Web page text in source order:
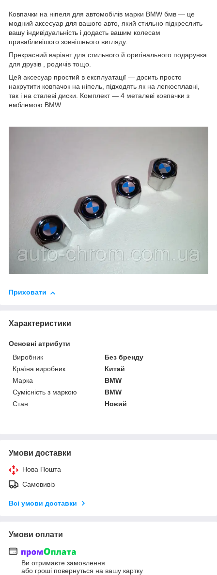
Ковпачки на ніпеля для автомобілів марки BMW бмв — це
модний аксесуар для вашого авто, який стильно підкреслить
вашу індивідуальність і додасть вашим колесам
привабливішого зовнішнього вигляду.
Прекрасний варіант для стильного й оригінального подарунка
для друзів , родичів тощо.
Цей аксесуар простий в експлуатації — досить просто
накрутити ковпачок на ніпель, підходять як на легкосплавні,
так і на сталеві диски. Комплект — 4 металеві ковпачки з
емблемою BMW.
Приховати
Характеристики
Основні атрибути
Виробник
Без бренду
Країна виробник
Китай
Марка
BMW
Сумісність з маркою
BMW
Стан
Новий
Умови доставки
Нова Пошта
Самовивіз
Всі умови доставки
Умови оплати
Ви отримаєте замовлення
або гроші повернуться на вашу картку